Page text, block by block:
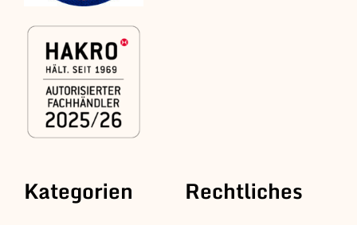
Kategorien Rechtliches